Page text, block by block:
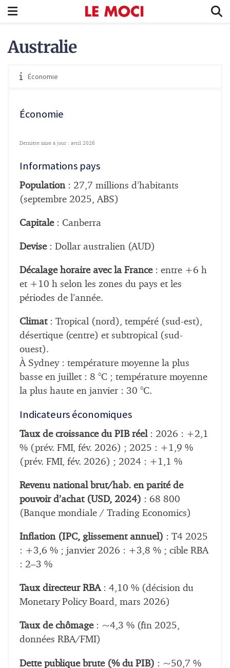
Australie
Économie
Économie
Dernière mise à jour : avril 2026
Informations pays
Population: 27,7 millions d’habitants
(septembre 2025, ABS)
Capitale: Canberra
Devise: Dollar australien (AUD)
Décalage horaire avec la France: entre +6 h
et +10 h selon les zones du pays et les
périodes de l’année.
Climat: Tropical (nord), tempéré (sud-est),
désertique (centre) et subtropical (sud-
ouest).
À Sydney : température moyenne la plus
basse en juillet : 8 °C ; température moyenne
la plus haute en janvier : 30 °C.
Indicateurs économiques
Taux de croissance du PIB réel: 2026 : +2,1
% (prév. FMI, fév. 2026) ; 2025 : +1,9 %
(prév. FMI, fév. 2026) ; 2024 : +1,1 %
Revenu national brut/hab. en parité de
pouvoir d’achat (USD, 2024) : 68 800
(Banque mondiale / Trading Economics)
Inflation (IPC, glissement annuel) : T4 2025
: +3,6 % ; janvier 2026 : +3,8 % ; cible RBA
: 2–3 %
Taux directeur RBA: 4,10 % (décision du
Monetary Policy Board, mars 2026)
Taux de chômage: ~4,3 % (fin 2025,
données RBA/FMI)
Dette publique brute (% du PIB) : ~50,7 %